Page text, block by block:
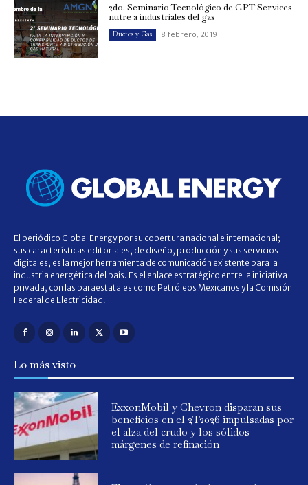
2do. Seminario Tecnológico de GPT Services
nutre a industriales del gas
Ductos y Gas 8 febrero, 2019
El periódico Global Energy por su cobertura nacional e internacional;
sus características editoriales, de diseño, producción y sus servicios
digitales, es la mejor herramienta de comunicación existente para la
industria energética del país. Es el enlace estratégico entre la iniciativa
privada, con las paraestatales como Petróleos Mexicanos y la Comisión
Federal de Electricidad.
Lo más visto
ExxonMobil y Chevron disparan sus
beneficios en el 2T2026 impulsadas por
el alza del crudo y los sólidos
márgenes de refinación